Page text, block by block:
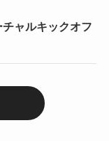
チャルキックオフ